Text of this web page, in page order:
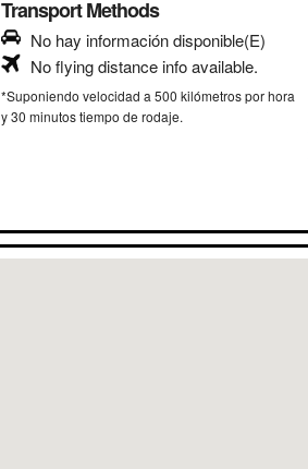
Transport Methods
No hay información disponible(E)
No flying distance info available.
*Suponiendo velocidad a 500 kilómetros por hora
y 30 minutos tiempo de rodaje.